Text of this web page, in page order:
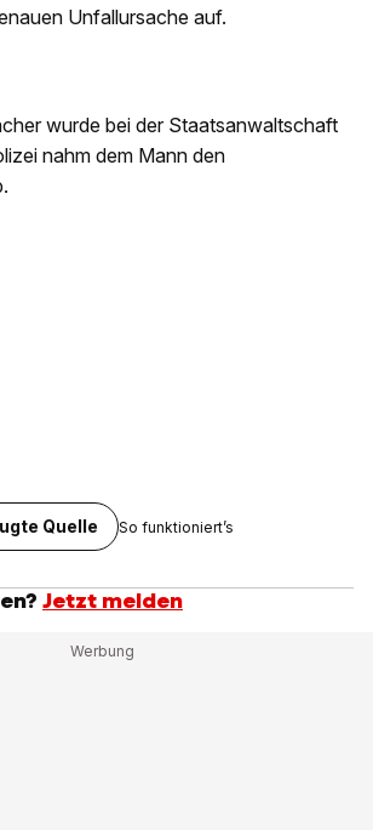
Unfallursache auf.
wurde bei der Staatsanwaltschaft
nahm dem Mann den
Quelle So funktioniert’s
Jetzt melden